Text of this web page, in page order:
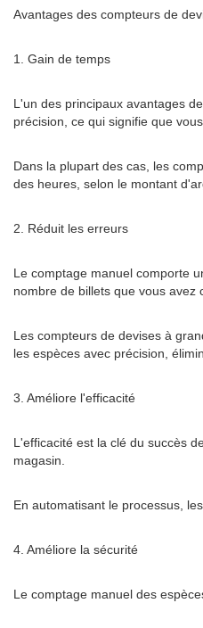
Avantages des compteurs de
1. Gain de temps
L'un des principaux avantages
précision, ce qui signifie que
Dans la plupart des cas, les
des heures, selon le montant
2. Réduit les erreurs
Le comptage manuel comporte
nombre de billets que vous avez
Les compteurs de devises à
les espèces avec précision,
3. Améliore l'efficacité
L'efficacité est la clé du succès
magasin.
En automatisant le processus,
4. Améliore la sécurité
Le comptage manuel des